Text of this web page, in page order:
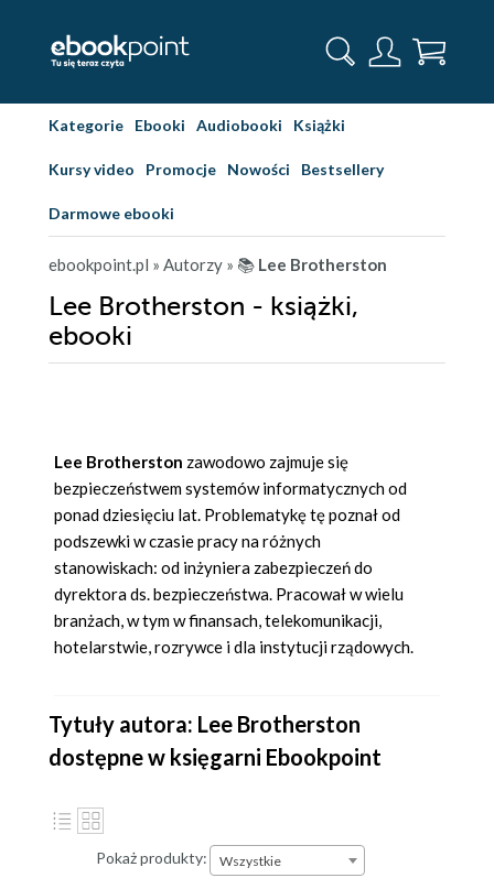
Kategorie Ebooki Audiobooki Książki
Kursy video Promocje Nowości Bestsellery
Darmowe ebooki
ebookpoint.pl » Autorzy » 📚 Lee Brotherston
Lee Brotherston - książki,
ebooki
Lee Brotherston zawodowo zajmuje się
bezpieczeństwem systemów informatycznych od
ponad dziesięciu lat. Problematykę tę poznał od
podszewki w czasie pracy na różnych
stanowiskach: od inżyniera zabezpieczeń do
dyrektora ds. bezpieczeństwa. Pracował w wielu
branżach, w tym w finansach, telekomunikacji,
hotelarstwie, rozrywce i dla instytucji rządowych.
Tytuły autora: Lee Brotherston
dostępne w księgarni Ebookpoint
Pokaż produkty: Wszystkie